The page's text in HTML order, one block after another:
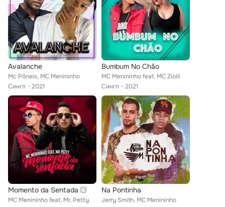
Avalanche
Mc Pôneis, MC Menininho
Сингл
2021
Bumbum No Chão
MC Menininho feat. MC Ziolli
Сингл
2021
Momento da Sentada
MC Menininho feat. Mr. Petty
Na Pontinha
Jerry Smith, MC Menininho